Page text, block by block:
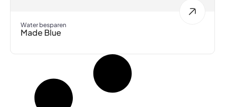
Water besparen
Made Blue